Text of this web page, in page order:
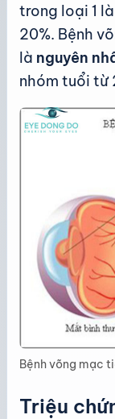
trong loại 1
20%. Bệnh
là nguyên
nhóm tuổi từ
Bệnh võng mạc
Triệu